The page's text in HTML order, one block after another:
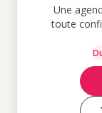
Une
toute